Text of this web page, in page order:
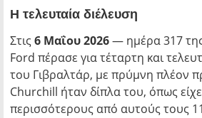
Η τελευταία διέλευση
Στις 6 Μαΐου 2026— ημέρα 317
Ford πέρασε για τέταρτη και
του Γιβραλτάρ, με πρύμνη πλέον
Churchill ήταν δίπλα του, όπως
περισσότερους από αυτούς τους